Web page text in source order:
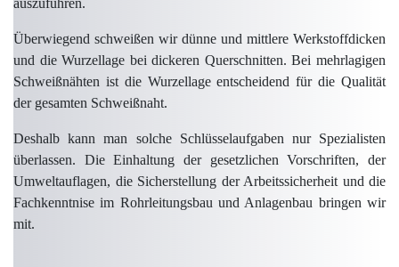
auszuführen.
Überwiegend schweißen wir dünne und mittlere Werkstoffdicken
und die Wurzellage bei dickeren Querschnitten. Bei mehrlagigen
Schweißnähten ist die Wurzellage entscheidend für die Qualität
der gesamten Schweißnaht.
Deshalb kann man solche Schlüsselaufgaben nur Spezialisten
überlassen. Die Einhaltung der gesetzlichen Vorschriften, der
Umweltauflagen, die Sicherstellung der Arbeitssicherheit und die
Fachkenntnise im Rohrleitungsbau und Anlagenbau bringen wir
mit.